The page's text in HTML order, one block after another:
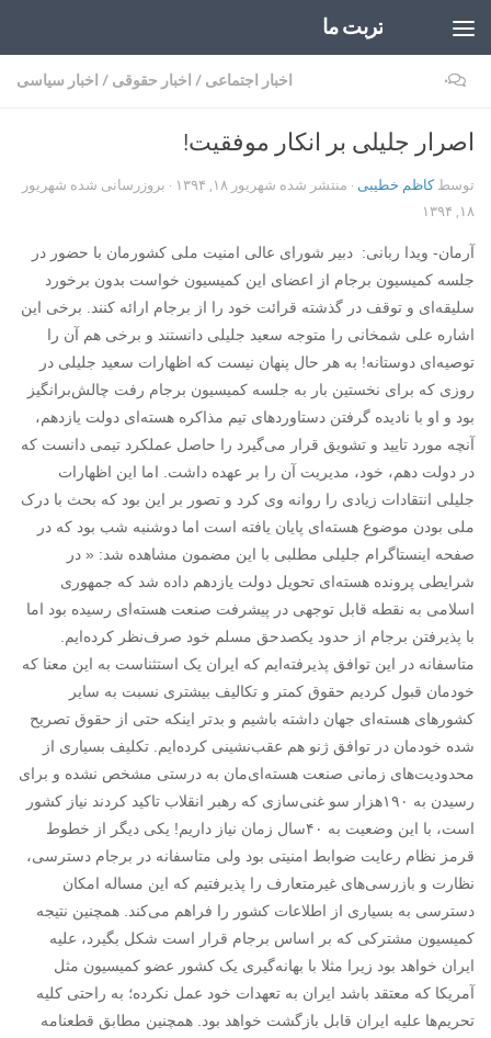
تربت ما
اخبار اجتماعی / اخبار حقوقی / اخبار سیاسی ۰
اصرار جلیلی بر انکار موفقیت!
توسطکاظم خطیبی · منتشر شده شهریور ۱۸, ۱۳۹۴ · بروزرسانی شده شهریور
۱۸, ۱۳۹۴
آرمان- ویدا ربانی: دبیر شورای عالی امنیت ملی کشورمان با حضور در
جلسه کمیسیون برجام از اعضای این کمیسیون خواست بدون برخورد
سلیقه‌ای و توقف در گذشته قرائت خود را از برجام ارائه کنند. برخی این
اشاره علی شمخانی را متوجه سعید جلیلی دانستند و برخی هم آن را
توصیه‌ای دوستانه! به هر حال پنهان نیست که اظهارات سعید جلیلی در
روزی که برای نخستین بار به جلسه کمیسیون برجام رفت چالش‌برانگیز
بود و او با نادیده گرفتن دستاوردهای تیم مذاکره هسته‌ای دولت یازدهم،
آنچه مورد تایید و تشویق قرار می‌گیرد را حاصل عملکرد تیمی دانست که
در دولت دهم، خود، مدیریت آن را بر عهده داشت. اما این اظهارات
جلیلی انتقادات زیادی را روانه وی کرد و تصور بر این بود که بحث با درک
ملی بودن موضوع هسته‌ای پایان یافته است اما دوشنبه شب بود که در
صفحه اینستاگرام جلیلی مطلبی با این مضمون مشاهده شد: « ﺩﺭ
شرایطی ﭘﺮﻭﻧﺪﻩ ﻫﺴﺘﻪ‌ﺍﯼ تحویل ﺩﻭﻟﺖ یازدهم ﺩﺍﺩﻩ ﺷﺪ ﮐﻪ ﺟﻤﻬﻮﺭﯼ
ﺍﺳﻼ‌ﻣﯽ ﺑﻪ نقطه ﻗﺎﺑﻞ ﺗﻮﺟﻬﯽ ﺩﺭ پیشرفت ﺻﻨﻌﺖ ﻫﺴﺘﻪ‌‌ﺍﯼ رسیده ﺑﻮﺩ ﺍﻣﺎ
ﺑﺎ پذیرفتن ﺑﺮﺟﺎﻡ ﺍﺯ ﺣﺪﻭﺩ یکصدﺣﻖ ﻣﺴﻠﻢ ﺧﻮﺩ ﺻﺮﻑ‌ﻧﻈﺮ ﮐﺮﺩﻩ‌ایم.
ﻣﺘﺎﺳﻔﺎﻧﻪ ﺩﺭ این ﺗﻮﺍﻓﻖ پذیرفته‌ایم ﮐﻪ ایران یک ﺍﺳﺘﺜﻨﺎﺳﺖ ﺑﻪ این معنا ﮐﻪ
ﺧﻮﺩﻣﺎﻥ ﻗﺒﻮﻝ کردیم ﺣﻘﻮﻕ ﮐﻤﺘﺮ ﻭ تکالیف بیشتری ﻧﺴﺒﺖ ﺑﻪ سایر
ﮐﺸﻮﺭﻫﺎﯼ ﻫﺴﺘﻪ‌ﺍﯼ ﺟﻬﺎﻥ ﺩﺍﺷﺘﻪ باشیم ﻭ ﺑﺪﺗﺮ اینکه ﺣﺘﯽ ﺍﺯ ﺣﻘﻮﻕ تصریح
ﺷﺪﻩ ﺧﻮﺩﻣﺎﻥ ﺩﺭ ﺗﻮﺍﻓﻖ ﮊﻧﻮ ﻫﻢ عقب‌نشینی ﮐﺮﺩﻩ‌ﺍیم. تکلیف بسیاری ﺍﺯ
ﻣﺤﺪﻭﺩ‌یت‌ﻫﺎﯼ ﺯﻣﺎﻧﯽ ﺻﻨﻌﺖ ﻫﺴﺘﻪ‌ﺍﯼ‌ﻣﺎﻥ ﺑﻪ ﺩﺭﺳﺘﯽ ﻣﺸﺨﺺ نشده ﻭ ﺑﺮﺍﯼ
رسیدن ﺑﻪ ۱۹۰ﻫﺰﺍﺭ ﺳﻮ ﻏﻨﯽ‌ﺳﺎﺯﯼ ﮐﻪ ﺭﻫﺒﺮ ﺍﻧﻘﻼ‌ﺏ تاکید ﮐﺮﺩﻧﺪ نیاز ﮐﺸﻮﺭ
ﺍﺳﺖ، ﺑﺎ ﺍﯾﻦ وضعیت ﺑﻪ ۴۰ﺳﺎﻝ ﺯﻣﺎﻥ نیاز ﺩﺍﺭﯾﻢ! یکی دیگر ﺍﺯ ﺧﻄﻮﻁ
ﻗﺮﻣﺰ ﻧﻈﺎﻡ رعایت ﺿﻮﺍﺑﻂ امنیتی ﺑﻮﺩ ﻭﻟﯽ ﻣﺘﺎﺳﻔﺎﻧﻪ ﺩﺭ ﺑﺮﺟﺎﻡ ﺩﺳﺘﺮﺳﯽ،
ﻧﻈﺎﺭﺕ ﻭ ﺑﺎﺯﺭﺳﯽ‌ﻫﺎﯼ غیرﻣﺘﻌﺎﺭﻑ ﺭﺍ پذیرفتیم ﮐﻪ این ﻣﺴﺎﻟﻪ ﺍﻣﮑﺎﻥ
ﺩﺳﺘﺮﺳﯽ ﺑﻪ بسیاری ﺍﺯ ﺍﻃﻼ‌ﻋﺎﺕ ﮐﺸﻮﺭ ﺭﺍ ﻓﺮﺍﻫﻢ ﻣﯽ‌ﮐﻨﺪ. همچنین نتیجه
کمیسیون ﻣﺸﺘﺮﮐﯽ ﮐﻪ ﺑﺮ ﺍﺳﺎﺱ ﺑﺮﺟﺎﻡ ﻗﺮﺍﺭ ﺍﺳﺖ ﺷﮑﻞ بگیرد، علیه
ایران ﺧﻮﺍﻫﺪ ﺑﻮﺩ زیرا ﻣﺜﻼ‌ ﺑﺎ ﺑﻬﺎﻧﻪ‌گیری یک ﮐﺸﻮﺭ ﻋﻀﻮ کمیسیون ﻣﺜﻞ
آمریکا ﮐﻪ ﻣﻌﺘﻘﺪ ﺑﺎﺷﺪ ایران ﺑﻪ ﺗﻌﻬﺪﺍﺕ ﺧﻮﺩ ﻋﻤﻞ ﻧﮑﺮﺩﻩ؛ به راحتی کلیه
تحریم‌ها علیه ایران ﻗﺎﺑﻞ ﺑﺎﺯﮔﺸﺖ ﺧﻮﺍﻫﺪ ﺑﻮﺩ. همچنین ﻣﻄﺎﺑﻖ ﻗﻄﻌﻨﺎﻣﻪ